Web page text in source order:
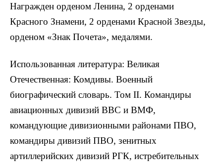
Награжден орденом Ленина, 2 орденами
Красного Знамени, 2 орденами Красной Звезды,
орденом «Знак Почета», медалями.
Использованная литература: Великая
Отечественная: Комдивы. Военный
биографический словарь. Том II. Командиры
авиационных дивизий ВВС и ВМФ,
командующие дивизионными районами ПВО,
командиры дивизий ПВО, зенитных
артиллерийских дивизий РГК, истребительных